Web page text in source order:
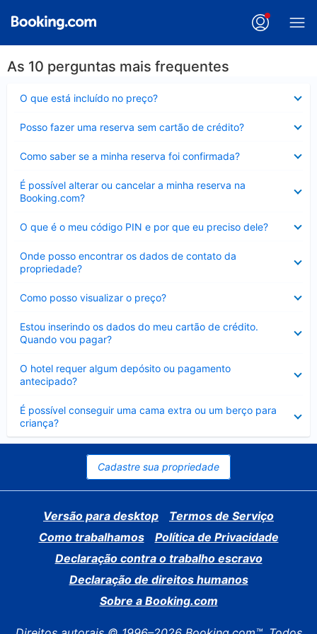
As 10 perguntas mais frequentes
O que está incluído no preço?
Posso fazer uma reserva sem cartão de crédito?
Como saber se a minha reserva foi confirmada?
É possível alterar ou cancelar a minha reserva na
Booking.com?
Contraído
O que é o meu código PIN e por que eu preciso dele?
Onde posso encontrar os dados de contato da
propriedade?
Como posso visualizar o preço?
Estou inserindo os dados do meu cartão de crédito.
Quando vou pagar?
O hotel requer algum depósito ou pagamento
antecipado?
É possível conseguir uma cama extra ou um berço para
criança?
Contraído
Cadastre sua propriedade
Versão para desktop
Termos de Serviço
Como trabalhamos
Política de Privacidade
Declaração contra o trabalho escravo
Declaração de direitos humanos
Sobre a Booking.com